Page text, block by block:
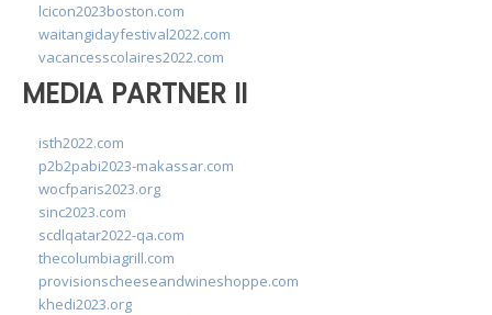
lcicon2023boston.com
waitangidayfestival2022.com
vacancesscolaires2022.com
MEDIA PARTNER II
isth2022.com
p2b2pabi2023-makassar.com
wocfparis2023.org
sinc2023.com
scdlqatar2022-qa.com
thecolumbiagrill.com
provisionscheeseandwineshoppe.com
khedi2023.org